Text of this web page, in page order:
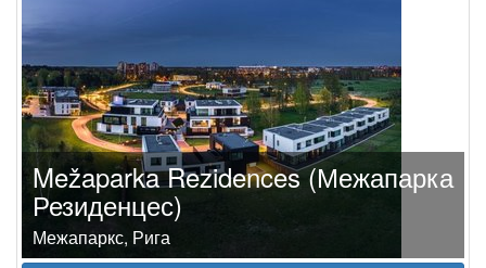
Mežaparka Rezidences (Межапарка
Резиденцес)
Межапаркс, Рига